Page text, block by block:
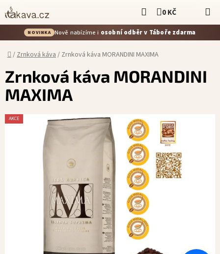
Přejít
na
obsah
NOVINKA Nově nabízíme i osobní odběr v Táboře zdarma
Hledat
NÁKUPNÍ
0 KČ
Domů
/Zrnková káva/ Zrnková káva MORANDINI MAXIMA
Zrnková káva MORANDINI
MAXIMA
AKCE